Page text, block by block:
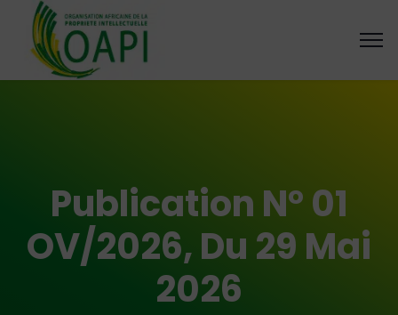
Publication N° 01
OV/2026, Du 29 Mai
2026